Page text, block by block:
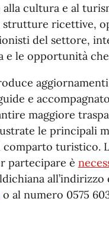
alla cultura e al
strutture ricettive,
del settore,
e le opportunità
e
maggiore
le principali
turistico.
partecipare è
all’indirizzo
o al numero 0575